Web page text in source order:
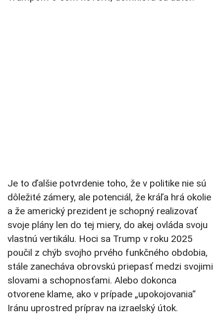
Je to ďalšie potvrdenie toho, že v politike nie sú
dôležité zámery, ale potenciál, že kráľa hrá okolie
a že americký prezident je schopný realizovať
svoje plány len do tej miery, do akej ovláda svoju
vlastnú vertikálu. Hoci sa Trump v roku 2025
poučil z chýb svojho prvého funkčného obdobia,
stále zanecháva obrovskú priepasť medzi svojimi
slovami a schopnosťami. Alebo dokonca
otvorene klame, ako v prípade „upokojovania“
Iránu uprostred príprav na izraelský útok.